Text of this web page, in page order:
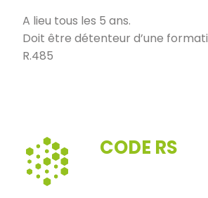
A lieu tous les 5 ans.
Doit être détenteur d’une
R.485
CODE RS